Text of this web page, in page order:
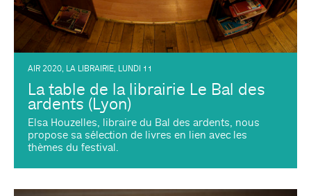
AIR 2020, LA LIBRAIRIE, LUNDI 11
La table de la librairie Le Bal des
ardents (Lyon)
Elsa Houzelles, libraire du Bal des ardents, nous
propose sa sélection de livres en lien avec les
thèmes du festival.